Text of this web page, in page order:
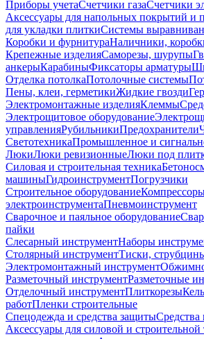
Приборы учетаСчетчики газаСчетчики
Аксессуары для напольных покрытий и
для укладки плиткиСистемы
Коробки и фурнитураНаличники,
Крепежные изделияСаморезы, шурупы
анкерыКарабиныФиксаторы арматуры
Отделка потолкаПотолочные системы
Пены, клеи, герметикиЖидкие гвозди
Электромонтажные изделияКлеммы
Электрощитовое оборудование
управленияРубильникиПредохранители
СветотехникаПромышленное и
ЛюкиЛюки ревизионныеЛюки под
Силовая и строительная техника
машиныГидроинструментПогрузчики
Строительное оборудование
электроинструментаПневмоинструмент
Сварочное и паяльное оборудование
пайки
Слесарный инструментНаборы
Столярный инструментТиски,
Электромонтажный инструмент
Разметочный инструментРазметочные
Отделочный инструментПлиткорезы
работПленки строительные
Спецодежда и средства защиты
Аксессуары для силовой и строительной